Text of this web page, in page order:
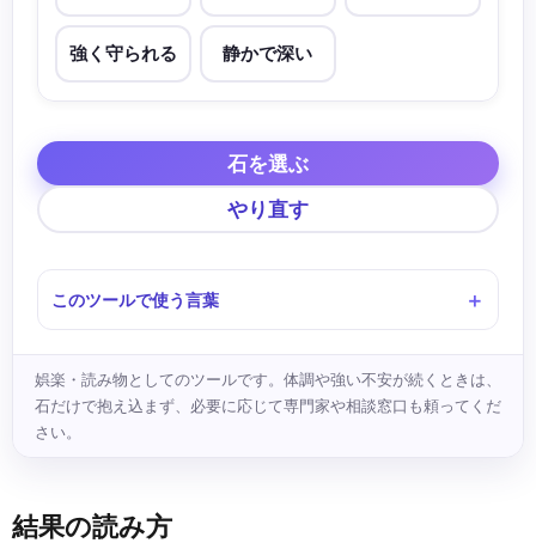
強く守られる 静かで深い
石を選ぶ
やり直す
このツールで使う言葉
娯楽・読み物としてのツールです。体調や強い不安が続くときは、
石だけで抱え込まず、必要に応じて専門家や相談窓口も頼ってくだ
さい。
結果の読み方